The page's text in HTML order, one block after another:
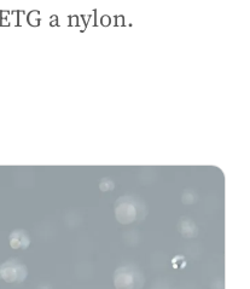
a nylon.